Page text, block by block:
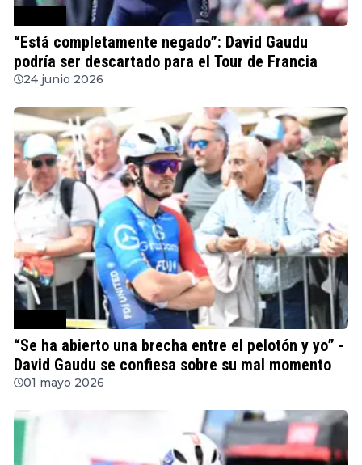
“Está completamente negado”: David Gaudu
podría ser descartado para el Tour de Francia
24 junio 2026
“Se ha abierto una brecha entre el pelotón y yo” -
David Gaudu se confiesa sobre su mal momento
01 mayo 2026